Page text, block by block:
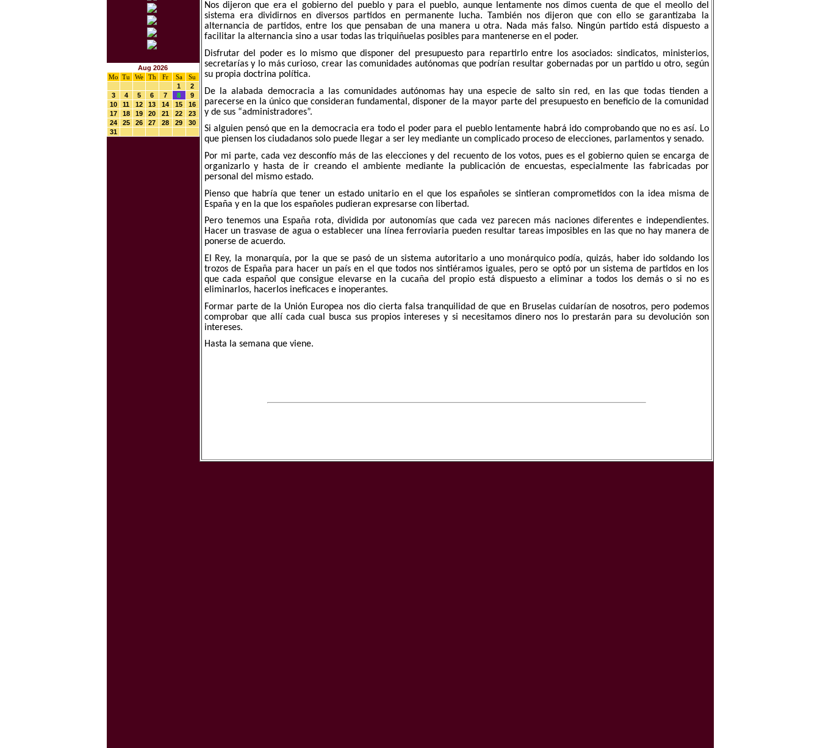
Aug 2026
Mo Tu We Th Fr Sa
Su
1
2
3
4 5 6 7 8
9
10
11 12 13 14 15
16
17
18 19 20 21 22
23
24
25 26 27 28 29
30
31
Nos dijeron que era el gobierno del pueblo y para el pueblo, aunque lentamente nos dimos cuenta de que el meollo del
sistema era dividirnos en diversos partidos en permanente lucha. También nos dijeron que con ello se garantizaba la
alternancia de partidos, entre los que pensaban de una manera u otra. Nada más falso. Ningún partido está dispuesto a
facilitar la alternancia sino a usar todas las triquiñuelas posibles para mantenerse en el poder.
Disfrutar del poder es lo mismo que disponer del presupuesto para repartirlo entre los asociados: sindicatos, ministerios,
secretarías y lo más curioso, crear las comunidades autónomas que podrían resultar gobernadas por un partido u otro, según
su propia doctrina política.
De la alabada democracia a las comunidades autónomas hay una especie de salto sin red, en las que todas tienden a
parecerse en la único que consideran fundamental, disponer de la mayor parte del presupuesto en beneficio de la comunidad
y de sus “administradores”.
Si alguien pensó que en la democracia era todo el poder para el pueblo lentamente habrá ido comprobando que no es así. Lo
que piensen los ciudadanos solo puede llegar a ser ley mediante un complicado proceso de elecciones, parlamentos y senado.
Por mi parte, cada vez desconfío más de las elecciones y del recuento de los votos, pues es el gobierno quien se encarga de
organizarlo y hasta de ir creando el ambiente mediante la publicación de encuestas, especialmente las fabricadas por
personal del mismo estado.
Pienso que habría que tener un estado unitario en el que los españoles se sintieran comprometidos con la idea misma de
España y en la que los españoles pudieran expresarse con libertad.
Pero tenemos una España rota, dividida por autonomías que cada vez parecen más naciones diferentes e independientes.
Hacer un trasvase de agua o establecer una línea ferroviaria pueden resultar tareas imposibles en las que no hay manera de
ponerse de acuerdo.
El Rey, la monarquía, por la que se pasó de un sistema autoritario a uno monárquico podía, quizás, haber ido soldando los
trozos de España para hacer un país en el que todos nos sintiéramos iguales, pero se optó por un sistema de partidos en los
que cada español que consigue elevarse en la cucaña del propio está dispuesto a eliminar a todos los demás o si no es
eliminarlos, hacerlos ineficaces e inoperantes.
Formar parte de la Unión Europea nos dio cierta falsa tranquilidad de que en Bruselas cuidarían de nosotros, pero podemos
comprobar que allí cada cual busca sus propios intereses y si necesitamos dinero nos lo prestarán para su devolución son
intereses.
Hasta la semana que viene.